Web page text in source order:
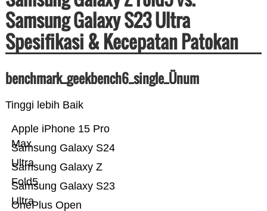
Samsung Galaxy S23 Ultra
Spesifikasi & Kecepatan Patokan
benchmark_geekbench6_single_Ünum
Tinggi lebih Baik
OnePlus Open
Samsung Galaxy S23
Ultra
Samsung Galaxy Z
Fold5
Samsung Galaxy S24
Ultra
Apple iPhone 15 Pro
Max